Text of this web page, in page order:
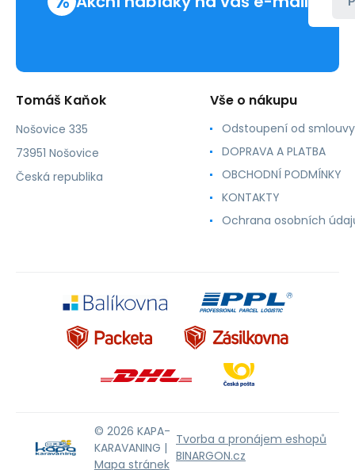
Tomáš Kaňok
Nošovice 335
73951 Nošovice
Česká republika
Vše o nákupu
Odstoupení od smlouvy
DOPRAVA A PLATBA
OBCHODNÍ PODMÍNKY
KONTAKTY
Ochrana osobních
© 2026 KAPA-
KARAVANING |
Mapa stránek
Tvorba a pronájem eshopů
BINARGON.cz